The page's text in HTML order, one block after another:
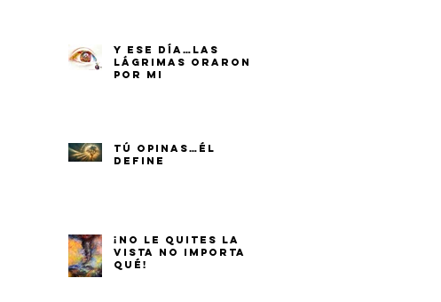
Y ESE DÍA…LAS
LÁGRIMAS ORARON
POR MI
TÚ OPINAS…ÉL
DEFINE
¡NO LE QUITES LA
VISTA NO IMPORTA
QUÉ!